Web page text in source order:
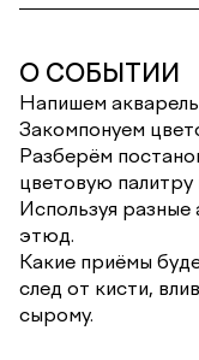
О СОБЫТИИ
Напишем
Закомпонуем
Разберём
цветовую палитру
Используя
этюд.
Какие приёмы
след от кисти,
сырому.